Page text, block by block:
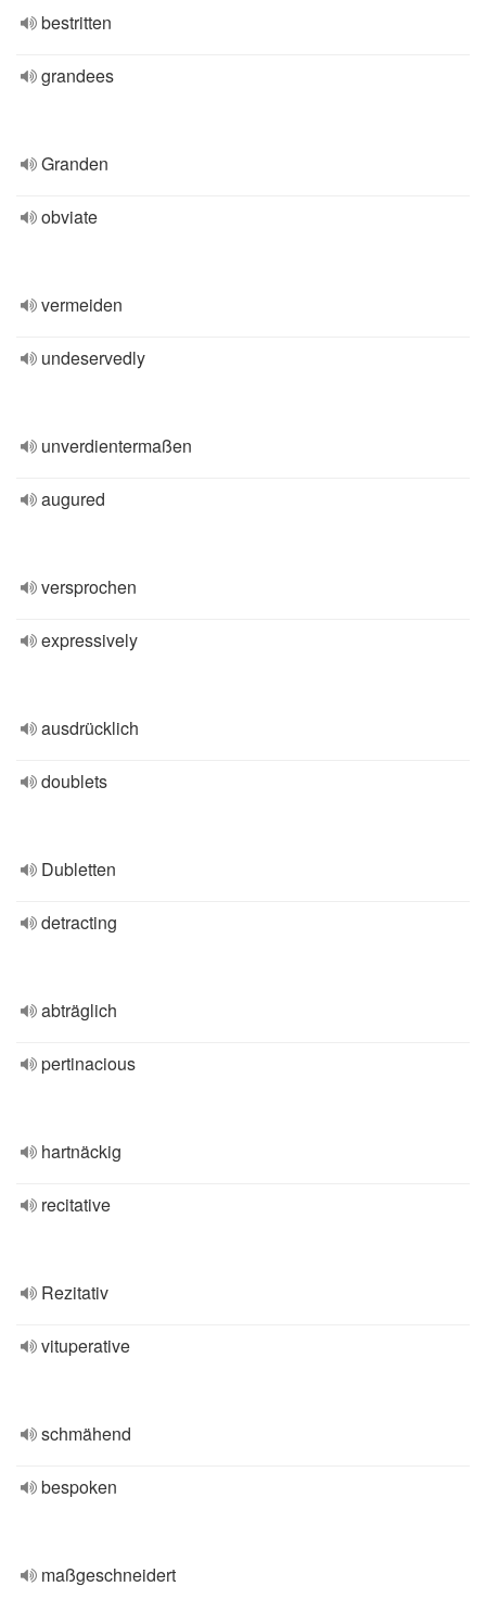
bestritten
grandees
Granden
obviate
vermeiden
undeservedly
unverdientermaßen
augured
versprochen
expressively
ausdrücklich
doublets
Dubletten
detracting
abträglich
pertinacious
hartnäckig
recitative
Rezitativ
vituperative
schmähend
bespoken
maßgeschneidert